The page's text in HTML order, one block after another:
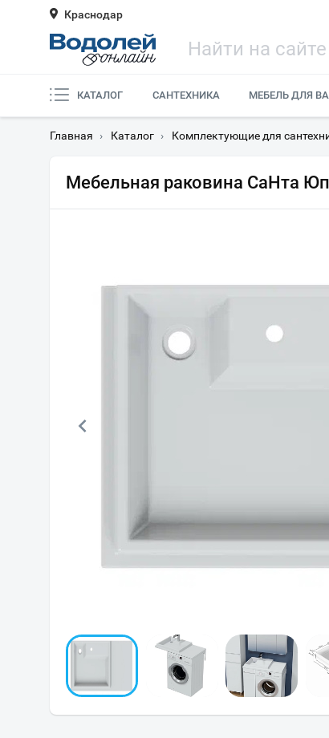
Краснодар
КАТАЛОГ САНТЕХНИКА МЕБЕЛЬ ДЛЯ
Главная › Каталог › Комплектующие для
Мебельная раковина СаНта